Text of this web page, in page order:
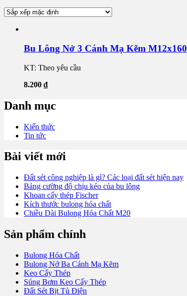
Bu Lông Nở 3 Cánh Mạ Kẽm M12x160
KT: Theo yêu cầu
8.200 ₫
Danh mục
Kiến thức
Tin tức
Bài viết mới
Đất sét công nghiệp là gì? Các loại đất sét hiện nay
Bảng cường độ chịu kéo của bu lông
Khoan cấy thép Fischer
Kích thước bulong hóa chất
Chiều Dài Bulong Hóa Chất M20
Sản phẩm chính
Bulong Hóa Chất
Bulong Nở Ba Cánh Mạ Kẽm
Keo Cấy Thép
Súng Bơm Keo Cấy Thép
Đất Sét Bịt Tủ Điện